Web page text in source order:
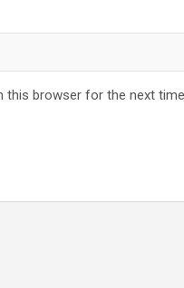
this browser for the next